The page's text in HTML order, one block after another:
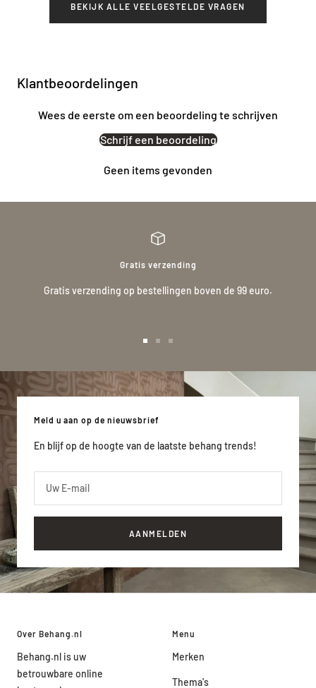
BEKIJK ALLE VEELGESTELDE VRAGEN
Klantbeoordelingen
Wees de eerste om een beoordeling te schrijven
Schrijf een beoordeling
Geen items gevonden
Gratis verzending
Gratis verzending op bestellingen boven de 99 euro.
slide
1
slide
2
slide
3
Meld u aan op de nieuwsbrief
En blijf op de hoogte van de laatste behang trends!
Uw E-mail
AANMELDEN
Over Behang.nl
Behang.nl is uw
betrouwbare online
Menu
Merken
Thema's